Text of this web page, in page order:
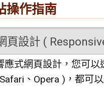
操作指南
頁設計 (
應式網頁設計，您可
、Opera )，都可